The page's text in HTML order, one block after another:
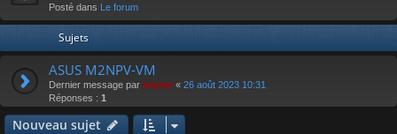
Posté dans Le forum
Sujets
ASUS M2NPV-VM
Dernier message par keyser « 26 août 2023 10:31
Réponses : 1
Nouveau sujet